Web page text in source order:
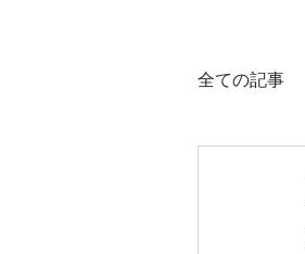
全ての記事